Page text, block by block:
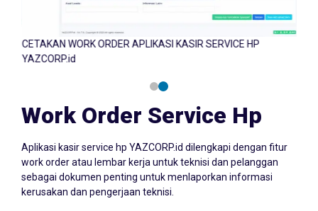
CETAKAN WORK ORDER APLIKASI KASIR SERVICE HP
YAZCORP.id
Work Order Service Hp
work order atau lembar kerja untuk teknisi dan pelanggan
sebagai dokumen penting untuk menlaporkan informasi
kerusakan dan pengerjaan teknisi.